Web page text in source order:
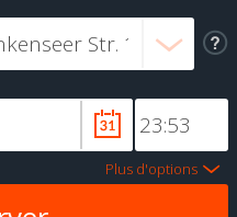
Plus d'options